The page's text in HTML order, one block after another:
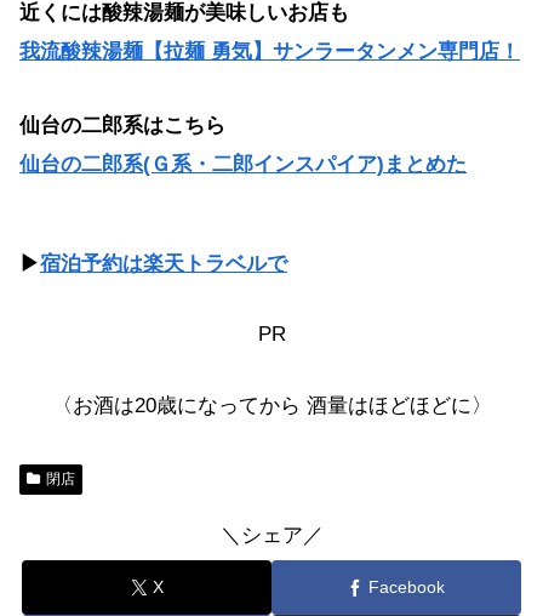
近くには酸辣湯麺が美味しいお店も
我流酸辣湯麺【拉麺 勇気】サンラータンメン専門店！
仙台の二郎系はこちら
仙台の二郎系(Ｇ系・二郎インスパイア)まとめた
▶宿泊予約は楽天トラベルで
PR
〈お酒は20歳になってから 酒量はほどほどに〉
閉店
＼シェア／
X Facebook